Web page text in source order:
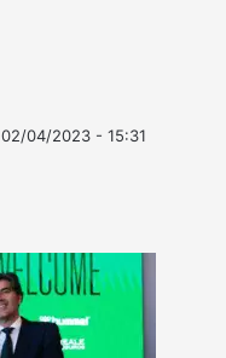
02/04/2023 - 15:31